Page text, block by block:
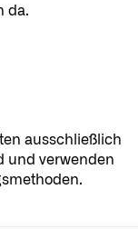
da.
ausschließlich
und verwenden